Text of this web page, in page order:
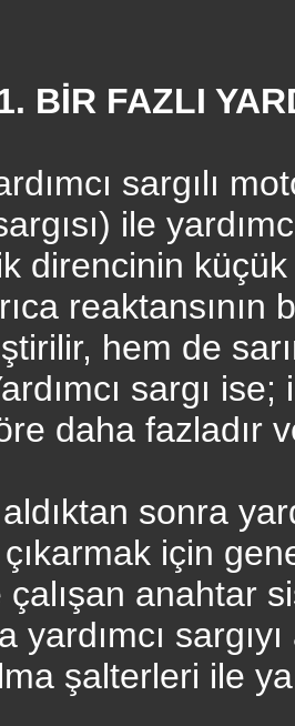
BİR FAZLI
sargılı
ile
direncinin
hem de
sargı
daha fazladır
sonra
için
çalışan anahtar
yardımcı
şalterleri ile